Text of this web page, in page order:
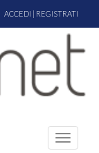
ACCEDI | REGISTRATI